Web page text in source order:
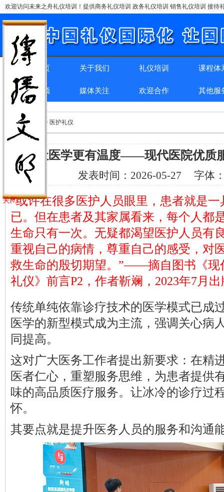
欢迎访问未来之舟礼仪培训！提供商务礼仪培训 政务礼仪培训 销售礼仪培训 接
网站首页 关于我们 礼仪培训 课程体
精彩回顾 媒体关注 欢迎合作 其他服
位置：首页 > > 医护礼仪
让医学更有温度——现代医院优质
发表时间： 2026-05-27 字体
“或许在很多医护人员眼里，患者就是
已。但在患者及其家属看来，每个人都
生命只有一次。无疑都渴望医护人员有
重视自己的病情，尊重自己的感受，对
救生命的殷切期望。”——摘自图书 《现
礼仪》 前言P2 ， 作者靳斓，2023年7月出
传统单纯依靠诊疗技术的医学模式已成
医学的新型模式成为主流 ，强调关心病
同提高。
这对广大医务工作者提出新要求 ：在精
医者仁心，重塑服务思维，为患者提供
味的高品质医疗服务。 让冰冷的诊疗过
怀。
其要点就是提升医务人员的服务和沟通
关闭